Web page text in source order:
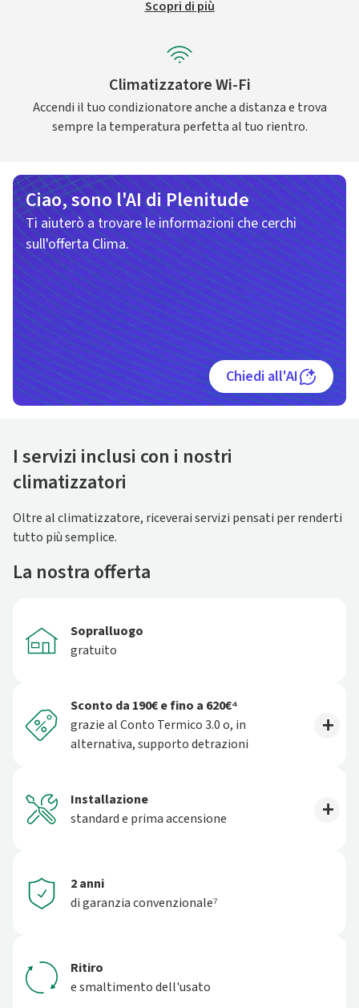
Scopri di più
Climatizzatore Wi-Fi
Accendi il tuo condizionatore anche a distanza e trova
sempre la temperatura perfetta al tuo rientro.
Ciao, sono l'AI di Plenitude
Ti aiuterò a trovare le informazioni che cerchi
sull'offerta Clima.
Chiedi all'AI
I servizi inclusi con i nostri
climatizzatori
Oltre al climatizzatore, riceverai servizi pensati per renderti
tutto più semplice.
La nostra offerta
Sopralluogo
gratuito
Sconto da 190€ e fino a 620€⁴
grazie al Conto Termico 3.0 o, in
alternativa, supporto detrazioni
Installazione
standard e prima accensione
2 anni
di garanzia convenzionale⁷
Ritiro
e smaltimento dell'usato